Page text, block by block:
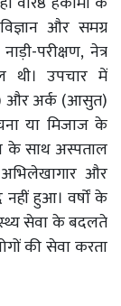
और समग्र
परीक्षण, नेत्र
थी। उपचार में
और अर्क (आसुत)
या मिजाज के
के साथ अस्पताल
और
नहीं हुआ। वर्षों के
सेवा के बदलते
की सेवा करता